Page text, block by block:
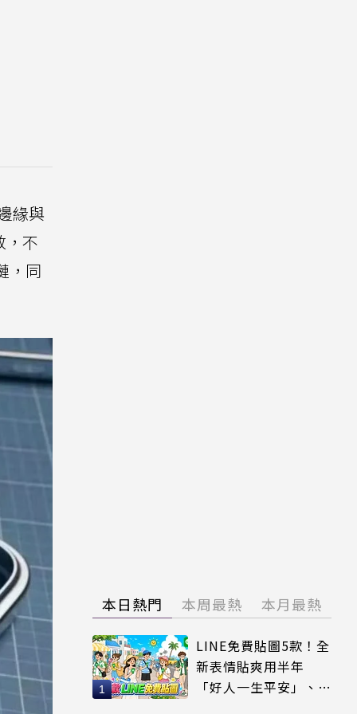
緣與
，不
，同
本日熱門 本周最熱 本月最熱
LINE免費貼圖5款！全
新表情貼爽用半年
「好人一生平安」、